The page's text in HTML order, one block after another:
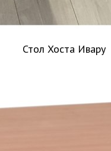
Стол Хоста Ивару